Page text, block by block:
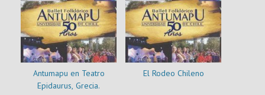
Antumapu en Teatro
Epidaurus, Grecia.
El Rodeo Chileno